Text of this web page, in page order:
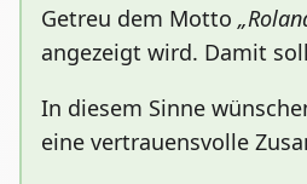
Getreu dem Motto
angezeigt wird. Damit
In diesem Sinne
eine vertrauensvolle